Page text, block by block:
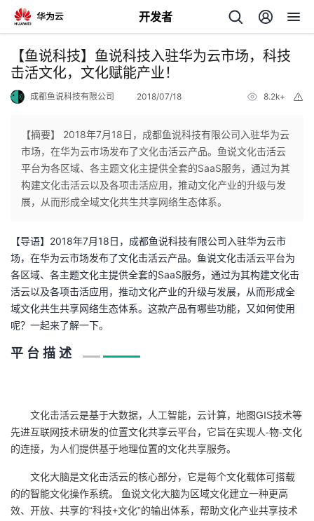
开发者
返
回
个
人
主
页
我
的
开
发
博
客
的
论
坛
我
的
圈
我
的
我
【鱼说科技】鱼说科技入驻华为云市场，科技
击活文化，文化赋能产业！
成都鱼说科技有限公司 2018/07/18 8.2k+
【摘要】 2018年7月18日，成都鱼说科技有限公司入驻华为云
市场，在华为云市场发布了文化击活云产品。鱼说文化击活云
平台为各区域、各主题文化主提供全套的SaaS服务，通过为其
构建文化击活云以及各项击活应用，推动文化产业的升级与发
展，从而形成全域文化共生共享网络生态体系。
【导语】2018年7月18日，成都鱼说科技有限公司入驻华为云市
场，在华为云市场发布了文化击活云产品。鱼说文化击活云平台为
各区域、各主题文化主提供全套的SaaS服务，通过为其构建文化击
活云以及各项击活应用，推动文化产业的升级与发展，从而形成全
域文化共生共享网络生态体系。这款产品有哪些功能，又如何使用
呢？一起来了解一下。
平 台 描 述
文化击活云是基于大数据，人工智能，云计算，地图GIS技术等
先进互联网技术研发的位置文化共享云平台，它旨在实现人-物-文化
的连接，为人们提供基于地理位置的文化共享服务。
文化大脑是文化击活云的核心部分，它是每个文化载体可搭载
的的智能文化操作系统。 鱼说文化大脑为区域文化建立一种更高
效、开放、共享的“科技+文化”的输出体系，帮助文化产业共享技术